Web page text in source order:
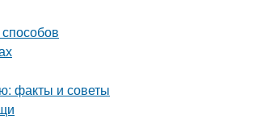
факты и советы